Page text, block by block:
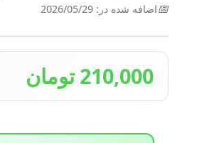
📅اضافه شده در: 2026/05/29
210,000 تومان